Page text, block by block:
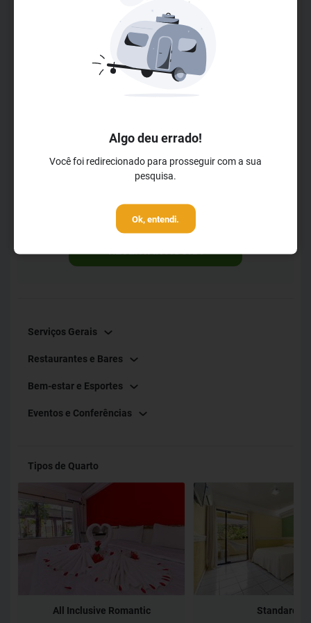
Algo deu errado!
Você foi redirecionado para prosseguir com a sua
pesquisa.
Ok, entendi.
LER MAIS
Horários de Check-in
Check-in a partir das 14h00m
Aberto das 0h00m
Horários do Café da Manhã
RESERVAR AGORA
Serviços Gerais
Restaurantes e Bares
Bem-estar e Esportes
Eventos e Conferências
Tipos de Quarto
All Inclusive Romantic Standard